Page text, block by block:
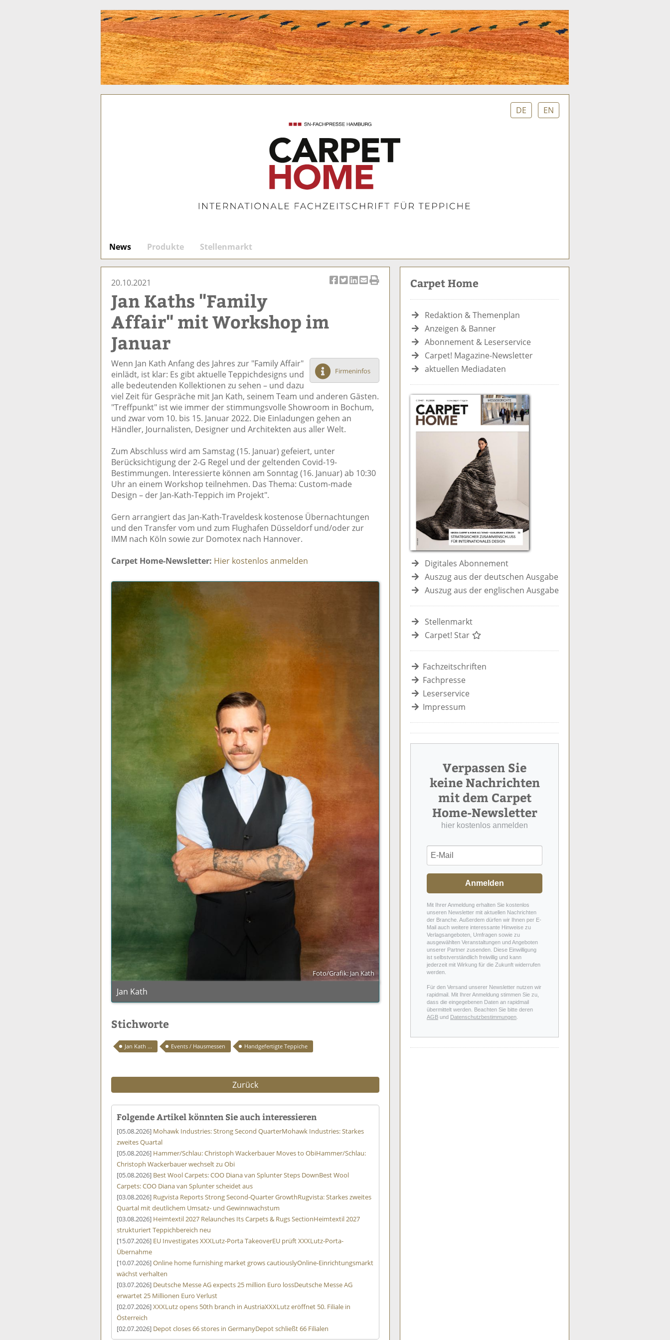
DE EN
News Produkte
Stellenmarkt
S
u
e
F
ac
e
b
o
o
k
te
e
n
tt
er
Li
n
di
n
te
E
m
v
er
ck
e
20.10.2021
Jan Kaths "Family
Affair" mit Workshop im
Januar
Firmeninfos
Wenn Jan Kath Anfang des Jahres zur "Family Affair"
einlädt, ist klar: Es gibt aktuelle Teppichdesigns und
alle bedeutenden Kollektionen zu sehen – und dazu
viel Zeit für Gespräche mit Jan Kath, seinem Team und anderen Gästen.
"Treffpunkt" ist wie immer der stimmungsvolle Showroom in Bochum,
und zwar vom 10. bis 15. Januar 2022. Die Einladungen gehen an
Händler, Journalisten, Designer und Architekten aus aller Welt.
Zum Abschluss wird am Samstag (15. Januar) gefeiert, unter
Berücksichtigung der 2-G Regel und der geltenden Covid-19-
Bestimmungen. Interessierte können am Sonntag (16. Januar) ab 10:30
Uhr an einem Workshop teilnehmen. Das Thema: Custom-made
Design – der Jan-Kath-Teppich im Projekt".
Gern arrangiert das Jan-Kath-Traveldesk kostenose Übernachtungen
und den Transfer vom und zum Flughafen Düsseldorf und/oder zur
IMM nach Köln sowie zur Domotex nach Hannover.
Carpet Home-Newsletter: Hier kostenlos anmelden
Foto/Grafik: Jan Kath
Jan Kath
Stichworte
Jan Kath ... Events / Hausmessen Handgefertigte Teppiche
Zurück
Folgende Artikel könnten Sie auch interessieren
[05.08.2026] Mohawk Industries: Strong Second QuarterMohawk Industries: Starkes
zweites Quartal
[05.08.2026] Hammer/Schlau: Christoph Wackerbauer Moves to ObiHammer/Schlau:
Christoph Wackerbauer wechselt zu Obi
[05.08.2026] Best Wool Carpets: COO Diana van Splunter Steps DownBest Wool
Carpets: COO Diana van Splunter scheidet aus
[03.08.2026] Rugvista Reports Strong Second-Quarter GrowthRugvista: Starkes zweites
Quartal mit deutlichem Umsatz- und Gewinnwachstum
[03.08.2026] Heimtextil 2027 Relaunches Its Carpets & Rugs SectionHeimtextil 2027
strukturiert Teppichbereich neu
[15.07.2026] EU Investigates XXXLutz-Porta TakeoverEU prüft XXXLutz-Porta-
Übernahme
[10.07.2026]Online home furnishing market grows cautiouslyOnline-Einrichtungsmarkt
wächst verhalten
[03.07.2026] Deutsche Messe AG expects 25 million Euro lossDeutsche Messe AG
erwartet 25 Millionen Euro Verlust
[02.07.2026]XXXLutz opens 50th branch in AustriaXXXLutz eröffnet 50. Filiale in
Österreich
[02.07.2026] Depot closes 66 stores in GermanyDepot schließt 66 Filialen
Carpet Home
Redaktion & Themenplan
Anzeigen & Banner
Abonnement & Leserservice
Carpet! Magazine-Newsletter
aktuellen Mediadaten
Digitales Abonnement
Auszug aus der deutschen Ausgabe
Auszug aus der englischen Ausgabe
Stellenmarkt
Carpet! Star
Fachzeitschriften
Fachpresse
Leserservice
Impressum
Verpassen Sie
keine Nachrichten
mit dem Carpet
Home-Newsletter
hier kostenlos anmelden
Anmelden
Mit Ihrer Anmeldung erhalten Sie kostenlos
unseren Newsletter mit aktuellen Nachrichten
der Branche. Außerdem dürfen wir Ihnen per E-
Mail auch weitere interessante Hinweise zu
Verlagsangeboten, Umfragen sowie zu
ausgewählten Veranstaltungen und Angeboten
unserer Partner zusenden. Diese Einwilligung
ist selbstverständlich freiwillig und kann
jederzeit mit Wirkung für die Zukunft widerrufen
werden.
Für den Versand unserer Newsletter nutzen wir
rapidmail. Mit Ihrer Anmeldung stimmen Sie zu,
dass die eingegebenen Daten an rapidmail
übermittelt werden. Beachten Sie bitte deren
AGB und Datenschutzbestimmungen